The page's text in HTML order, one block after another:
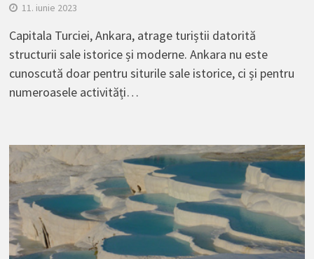
11. iunie 2023
Capitala Turciei, Ankara, atrage turiștii datorită
structurii sale istorice și moderne. Ankara nu este
cunoscută doar pentru siturile sale istorice, ci și pentru
numeroasele activități…